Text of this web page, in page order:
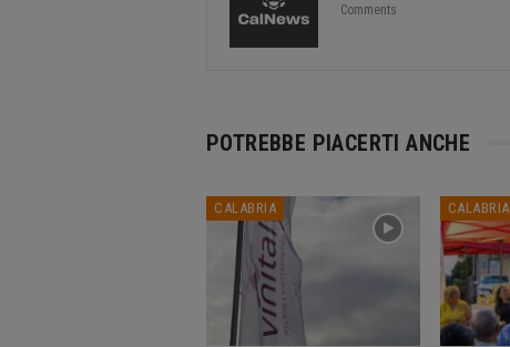
Comments
POTREBBE PIACERTI ANCHE
CALABRIA CALABRIA